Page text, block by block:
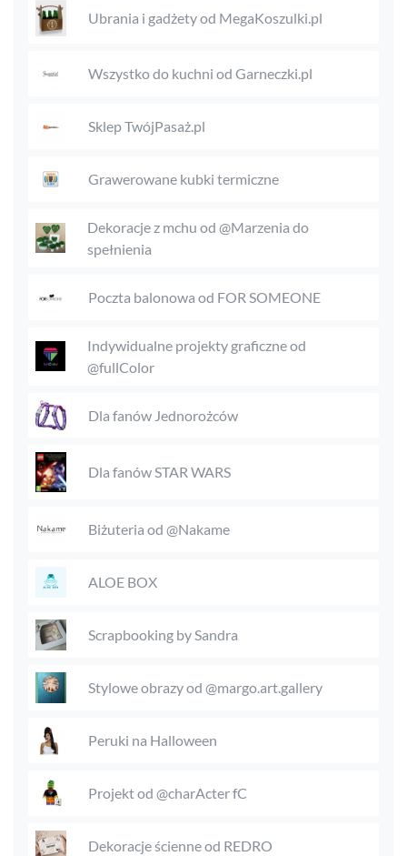
Ubrania i gadżety od MegaKoszulki.pl
Wszystko do kuchni od Garneczki.pl
Sklep TwójPasaż.pl
Grawerowane kubki termiczne
Dekoracje z mchu od @Marzenia do
spełnienia
Poczta balonowa od FOR SOMEONE
Indywidualne projekty graficzne od
@fullColor
Dla fanów Jednorożców
Dla fanów STAR WARS
Biżuteria od @Nakame
ALOE BOX
Scrapbooking by Sandra
Stylowe obrazy od @margo.art.gallery
Peruki na Halloween
Projekt od @charActer fC
Dekoracje ścienne od REDRO